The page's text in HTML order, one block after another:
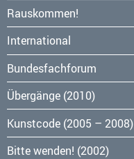
Navigation
überspringen
Rauskommen!
International
Bundesfachforum
Übergänge (2010)
Kunstcode (2005 – 2008)
Bitte wenden! (2002)